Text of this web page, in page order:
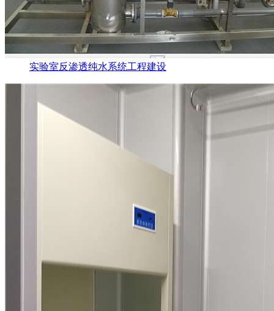
实验室反渗透纯水系统工程建设